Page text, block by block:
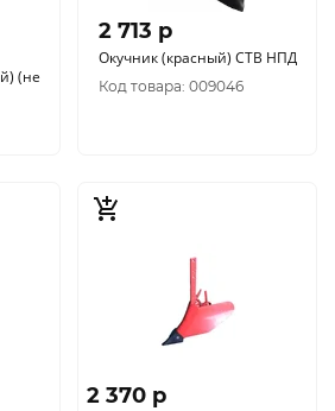
(не
2 713 p
Окучник (красный) СТВ НПД
Код товара: 009046
2 370 p